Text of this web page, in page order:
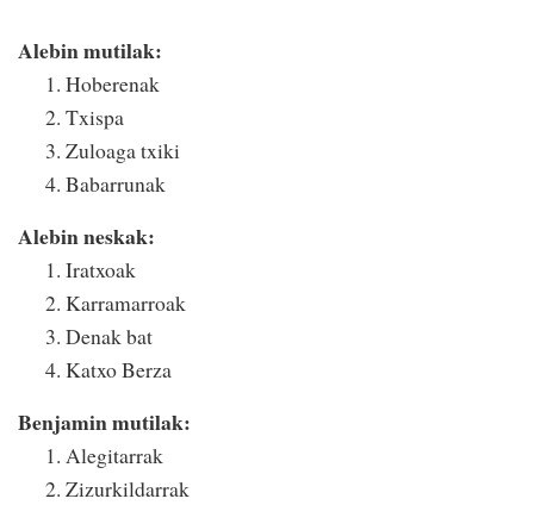
Alebin mutilak:
Hoberenak
Txispa
Zuloaga txiki
Babarrunak
Alebin neskak:
Iratxoak
Karramarroak
Denak bat
Katxo Berza
Benjamin mutilak:
Alegitarrak
Zizurkildarrak